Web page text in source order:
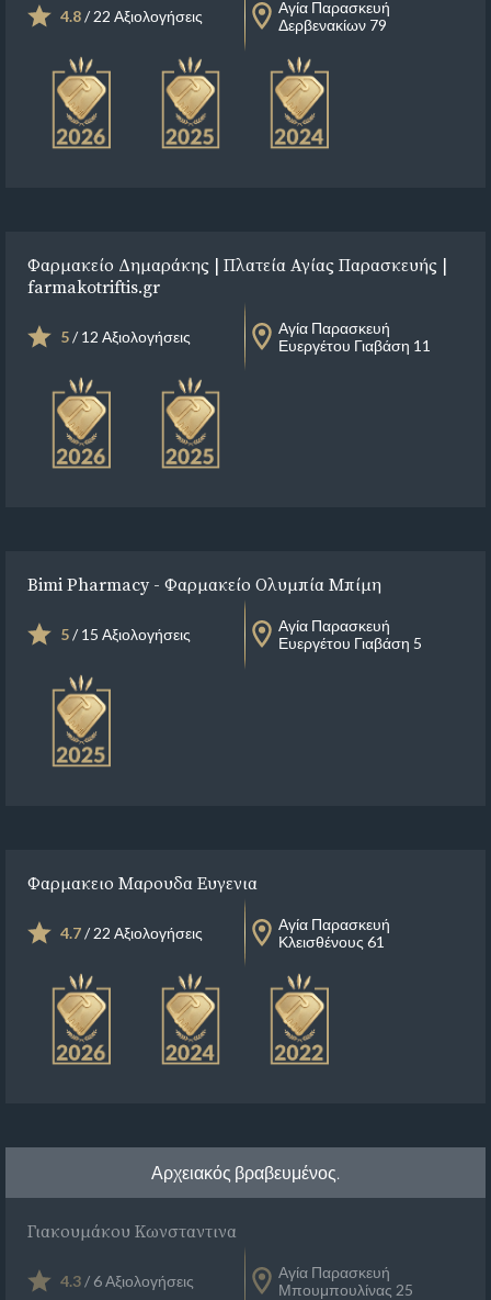
4.8/ 22 Αξιολογήσεις
Αγία Παρασκευή
Δερβενακίων 79
Φαρμακείο Δημαράκης | Πλατεία Αγίας Παρασκευής |
farmakotriftis.gr
5/ 12 Αξιολογήσεις
Αγία Παρασκευή
Ευεργέτου Γιαβάση 11
Bimi Pharmacy - Φαρμακείο Ολυμπία Μπίμη
5/ 15 Αξιολογήσεις
Αγία Παρασκευή
Ευεργέτου Γιαβάση 5
Φαρμακειο Μαρουδα Ευγενια
4.7/ 22 Αξιολογήσεις
Αγία Παρασκευή
Κλεισθένους 61
Αρχειακός βραβευμένος.
Γιακουμάκου Κωνσταντινα
4.3/ 6 Αξιολογήσεις
Αγία Παρασκευή
Μπουμπουλίνας 25